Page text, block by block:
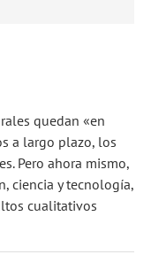
quedan «en
a largo plazo, los
Pero ahora mismo,
ciencia y tecnología,
cualitativos